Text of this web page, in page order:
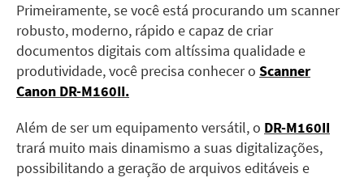
Primeiramente, se você está procurando um scanner
robusto, moderno, rápido e capaz de criar
documentos digitais com altíssima qualidade e
produtividade, você precisa conhecer o Scanner
Canon DR-M160II.
Além de ser um equipamento versátil, o DR-M160II
trará muito mais dinamismo a suas digitalizações,
possibilitando a geração de arquivos editáveis e